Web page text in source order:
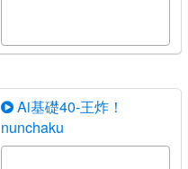
Ai基礎40-王炸！
nunchaku